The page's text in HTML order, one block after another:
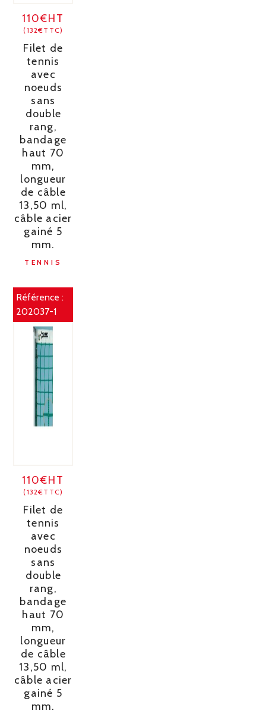
110€HT
(132€TTC)
Filet de
tennis
avec
noeuds
sans
double
rang,
bandage
haut 70
mm,
longueur
de câble
13,50 ml,
câble acier
gainé 5
mm.
TENNIS
Référence :
202037-1
110€HT
(132€TTC)
Filet de
tennis
avec
noeuds
sans
double
rang,
bandage
haut 70
mm,
longueur
de câble
13,50 ml,
câble acier
gainé 5
mm.